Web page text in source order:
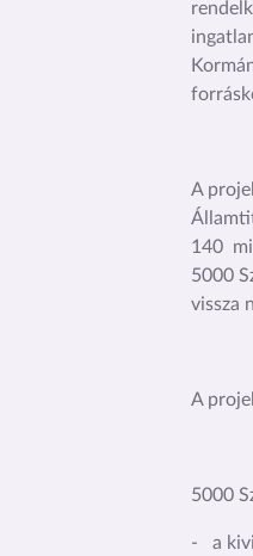
A
140
5000
vissza
A
5000
- a